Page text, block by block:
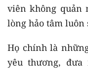
viên không quản
lòng hảo tâm luôn
Họ chính là
yêu thương,